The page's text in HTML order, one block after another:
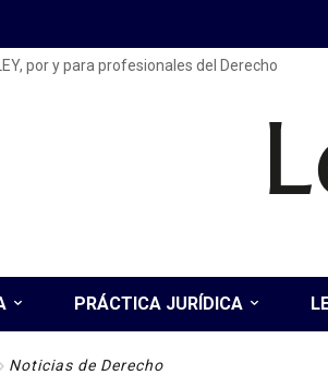
por y para profesionales del Derecho
PRÁCTICA JURÍDICA
Noticias de Derecho